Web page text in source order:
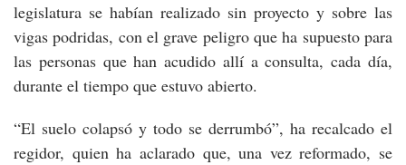
legislatura se habían realizado sin proyecto y sobre las
vigas podridas, con el grave peligro que ha supuesto para
las personas que han acudido allí a consulta, cada día,
durante el tiempo que estuvo abierto.
“El suelo colapsó y todo se derrumbó”, ha recalcado el
regidor, quien ha aclarado que, una vez reformado, se